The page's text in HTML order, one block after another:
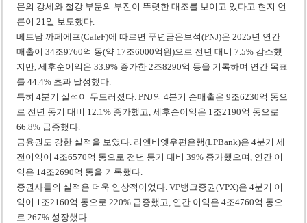
문의 강세와 철강 부문의 부진이 뚜렷한 대조를 보이고 있다고 현지 언
론이 21일 보도했다.
베트남 까페에프(CafeF)에 따르면 푸년금은보석(PNJ)은 2025년 연간
매출이 34조9760억 동(약 17조6000억원)으로 전년 대비 7.5% 감소했
지만, 세후순이익은 33.9% 증가한 2조8290억 동을 기록하며 연간 목표
를 44.4% 초과 달성했다.
특히 4분기 실적이 두드러졌다. PNJ의 4분기 순매출은 9조6230억 동으
로 전년 동기 대비 12.1% 증가했고, 세후순이익은 1조2190억 동으로
66.8% 급증했다.
금융권도 강한 실적을 보였다. 리엔비엣우편은행(LPBank)은 4분기 세
전이익이 4조6570억 동으로 전년 동기 대비 39% 증가했으며, 연간 이
익은 14조2690억 동을 기록했다.
증권사들의 실적은 더욱 인상적이었다. VP뱅크증권(VPX)은 4분기 이
익이 1조2160억 동으로 220% 급증했고, 연간 이익은 4조4760억 동으
로 267% 성장했다.